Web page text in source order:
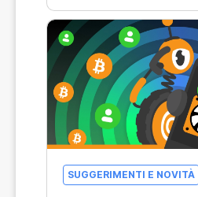
SUGGERIMENTI E NOVITÀ